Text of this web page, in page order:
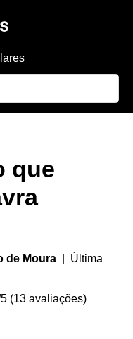
que
de Moura | Última
(13 avaliações)